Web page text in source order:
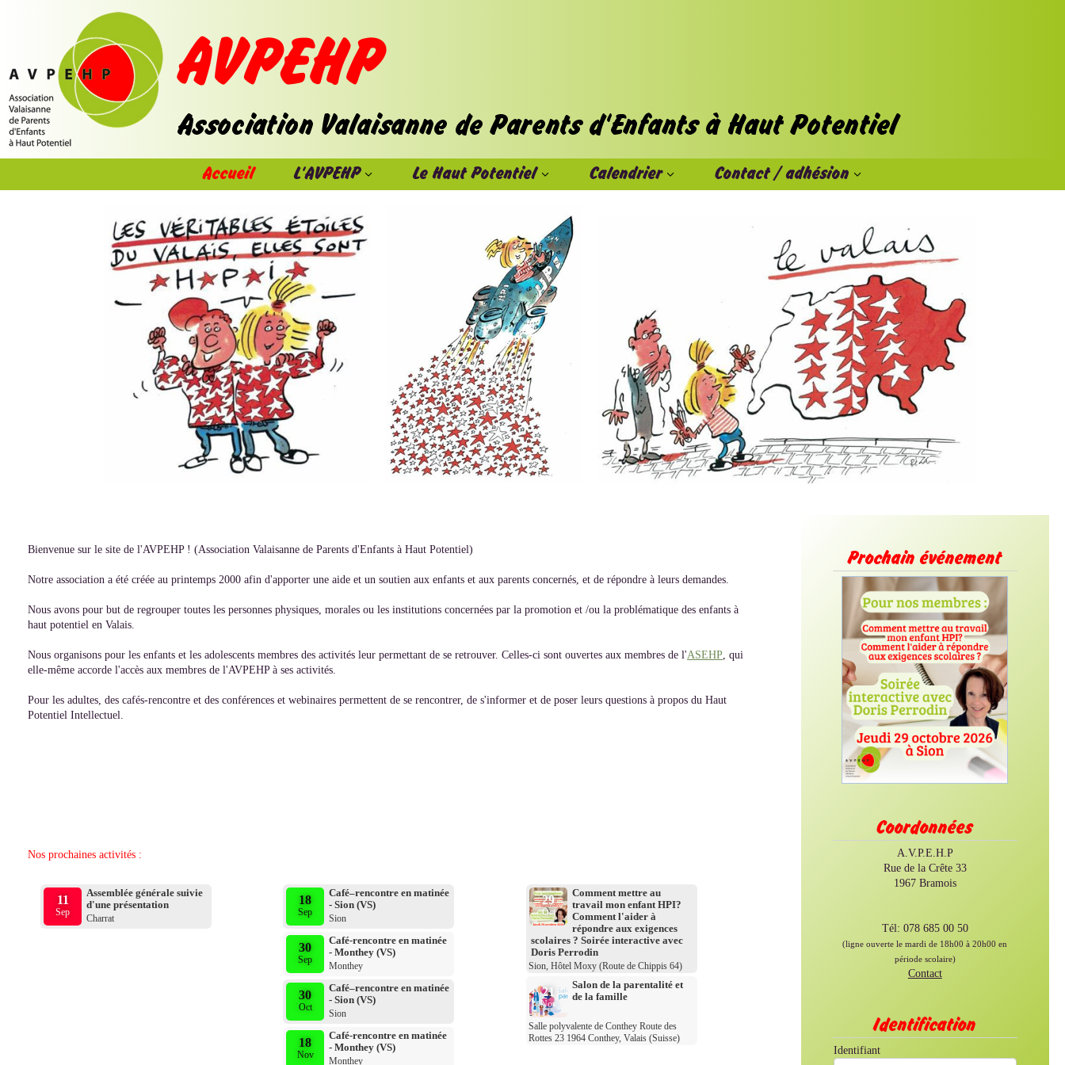
Accueil L'AVPEHP Le Haut Potentiel Calendrier Contact / adhésion
Bienvenue sur le site de l'AVPEHP ! (Association Valaisanne de Parents d'Enfants à Haut Potentiel)
Notre association a été créée au printemps 2000 afin d'apporter une aide et un soutien aux enfants et aux parents concernés, et de répondre à leurs demandes.
Nous avons pour but de regrouper toutes les personnes physiques, morales ou les institutions concernées par la promotion et /ou la problématique des enfants à
haut potentiel en Valais.
Nous organisons pour les enfants et les adolescents membres des activités leur permettant de se retrouver. Celles-ci sont ouvertes aux membres de l'ASEHP, qui
elle-même accorde l'accès aux membres de l'AVPEHP à ses activités.
Pour les adultes, des cafés-rencontre et des conférences et webinaires permettent de se rencontrer, de s'informer et de poser leurs questions à propos du Haut
Potentiel Intellectuel.
Nos prochaines activités :
11
Sep
Assemblée générale suivie
d'une présentation
Charrat
18
Sep
Café–rencontre en matinée
- Sion (VS)
Sion
30
Sep
Café-rencontre en matinée
- Monthey (VS)
Monthey
30
Oct
Café–rencontre en matinée
- Sion (VS)
Sion
18
Nov
Café-rencontre en matinée
- Monthey (VS)
Monthey
29
Oct
Comment mettre au
travail mon enfant HPI?
Comment l'aider à
répondre aux exigences
scolaires ? Soirée interactive avec
Doris Perrodin
Sion, Hôtel Moxy (Route de Chippis 64)
21
Nov
Salon de la parentalité et
de la famille
Salle polyvalente de Conthey Route des
Rottes 23 1964 Conthey, Valais (Suisse)
Prochain événement
Coordonnées
A.V.P.E.H.P
Rue de la Crête 33
1967 Bramois
Tél: 078 685 00 50
(ligne ouverte le mardi de 18h00 à 20h00 en
période scolaire)
Contact
Identification
Identifiant